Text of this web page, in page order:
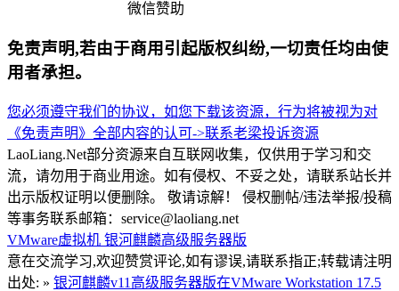
微信赞助
免责声明,若由于商用引起版权纠纷,一切责任均由使
用者承担。
您必须遵守我们的协议，如您下载该资源，行为将被视为对
《免责声明》全部内容的认可->联系老梁投诉资源
LaoLiang.Net部分资源来自互联网收集，仅供用于学习和交
流，请勿用于商业用途。如有侵权、不妥之处，请联系站长并
出示版权证明以便删除。 敬请谅解！ 侵权删帖/违法举报/投稿
等事务联系邮箱：service@laoliang.net
VMware虚拟机 银河麒麟高级服务器版
意在交流学习,欢迎赞赏评论,如有谬误,请联系指正;转载请注明
出处: » 银河麒麟v11高级服务器版在VMware Workstation 17.5